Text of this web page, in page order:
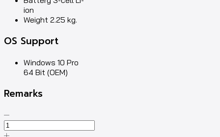
ion
Weight 2.25 kg.
OS Support
Windows 10 Pro
64 Bit (OEM)
Remarks